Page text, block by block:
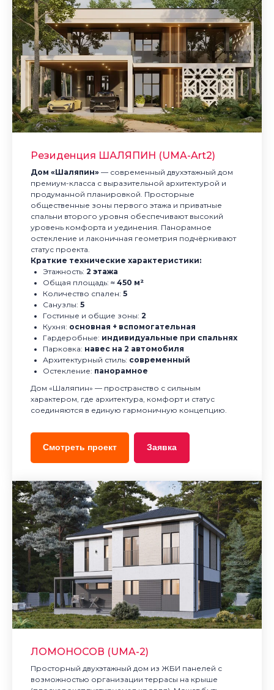
Резиденция ШАЛЯПИН (UMA-Art2)
Дом «Шаляпин» — современный двухэтажный дом
премиум-класса с выразительной архитектурой и
продуманной планировкой. Просторные
общественные зоны первого этажа и приватные
спальни второго уровня обеспечивают высокий
уровень комфорта и уединения. Панорамное
остекление и лаконичная геометрия подчёркивают
статус проекта.
Краткие технические характеристики:
Этажность: 2 этажа
Общая площадь: ≈ 450 м²
Количество спален: 5
Санузлы: 5
Гостиные и общие зоны: 2
Кухня: основная + вспомогательная
Гардеробные: индивидуальные при спальнях
Парковка: навес на 2 автомобиля
Архитектурный стиль: современный
Остекление: панорамное
Дом «Шаляпин» — пространство с сильным
характером, где архитектура, комфорт и статус
соединяются в единую гармоничную концепцию.
Смотреть проект Заявка
ЛОМОНОСОВ (UMA-2)
Просторный двухэтажный дом из ЖБИ панелей с
возможностью организации террасы на крыше